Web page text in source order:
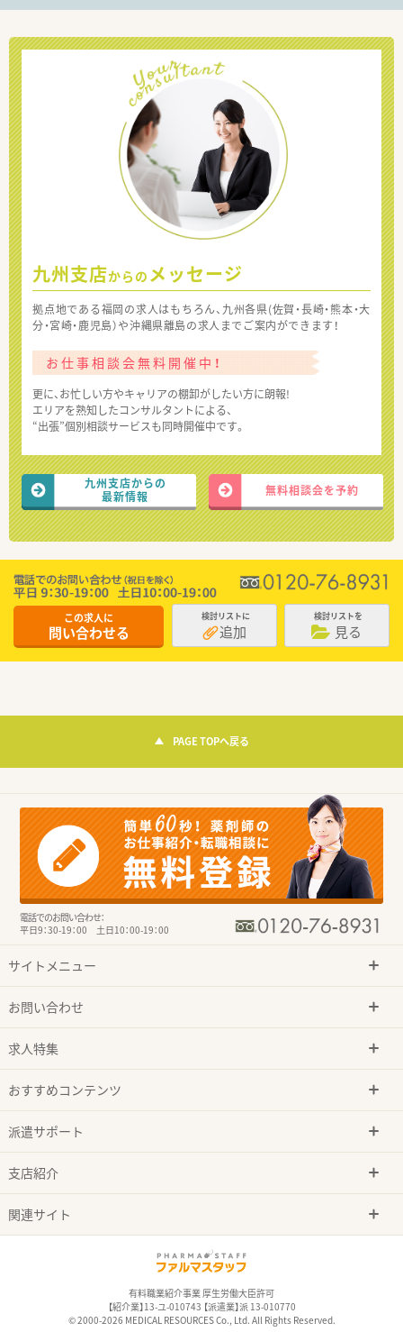
九州支店からの メッセージ
拠点地である福岡の求人はもちろん、九州各県(佐賀・長崎・熊本・大
分・宮崎・鹿児島）や沖縄県離島の求人までご案内ができます！
お仕事相談会無料開催中！
更に、お忙しい方やキャリアの棚卸がしたい方に朗報!
エリアを熟知したコンサルタントによる、
“出張”個別相談サービスも同時開催中です。
九州支店からの
最新情報
無料相談会を予約
この求人に
問い合わせる
検討リストに
追加
検討リストを
見る
PAGE TOPへ戻る
電話でのお問い合わせ：
平日9：30-19：00 土日10：00-19：00
サイトメニュー
お問い合わせ
求人特集
おすすめコンテンツ
派遣サポート
支店紹介
関連サイト
有料職業紹介事業 厚生労働大臣許可
【紹介業】13-ユ-010743 【派遣業】派 13-010770
© 2000-2026 MEDICAL RESOURCES Co., Ltd. All Rights Reserved.